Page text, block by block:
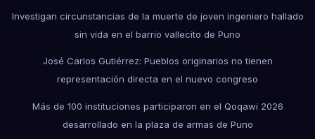
Investigan circunstancias de la muerte de joven ingeniero hallado
sin vida en el barrio vallecito de Puno
José Carlos Gutiérrez: Pueblos originarios no tienen
representación directa en el nuevo congreso
Más de 100 instituciones participaron en el Qoqawi 2026
desarrollado en la plaza de armas de Puno